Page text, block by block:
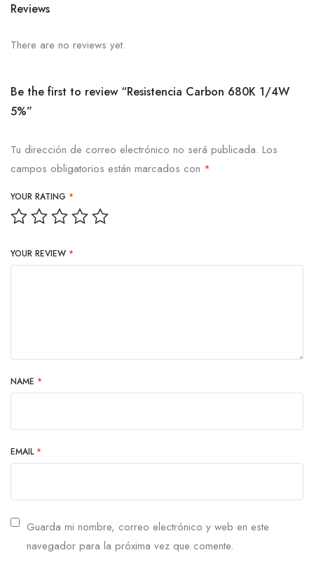
Reviews
There are no reviews yet.
Be the first to review “Resistencia Carbon 680K 1/4W
5%”
Tu dirección de correo electrónico no será publicada. Los
campos obligatorios están marcados con *
YOUR RATING *
YOUR REVIEW *
NAME *
EMAIL *
Guarda mi nombre, correo electrónico y web en este
navegador para la próxima vez que comente.